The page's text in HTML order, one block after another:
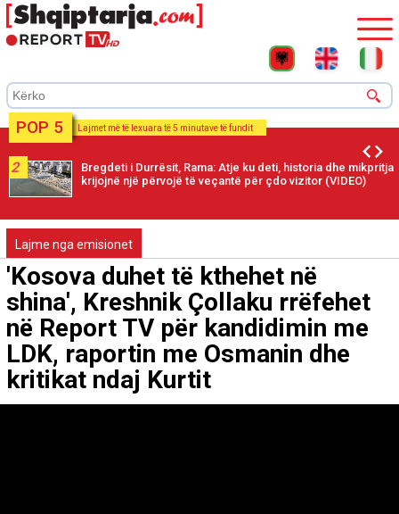
POP 5 Lajmet më të lexuara të 5 minutave të fundit
2
Bregdeti i Durrësit, Rama: Atje ku deti, historia dhe mikpritja
krijojnë një përvojë të veçantë për çdo vizitor (VIDEO)
Lajme nga emisionet
'Kosova duhet të kthehet në
shina', Kreshnik Çollaku rrëfehet
në Report TV për kandidimin me
LDK, raportin me Osmanin dhe
kritikat ndaj Kurtit